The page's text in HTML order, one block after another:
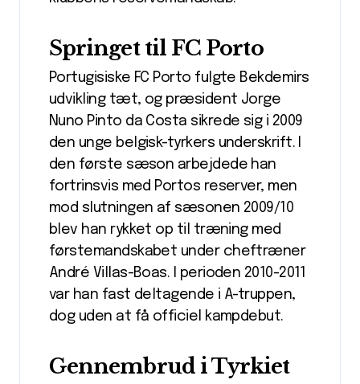
Springet til FC Porto
Portugisiske FC Porto fulgte Bekdemirs
udvikling tæt, og præsident Jorge
Nuno Pinto da Costa sikrede sig i 2009
den unge belgisk-tyrkers underskrift. I
den første sæson arbejdede han
fortrinsvis med Portos reserver, men
mod slutningen af sæsonen 2009/10
blev han rykket op til træning med
førstemandskabet under cheftræner
André Villas-Boas. I perioden 2010-2011
var han fast deltagende i A-truppen,
dog uden at få officiel kampdebut.
Gennembrud i Tyrkiet